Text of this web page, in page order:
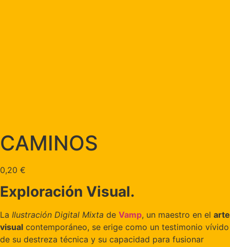
CAMINOS
0,20 €
Exploración Visual.
La Ilustración Digital Mixta de Vamp, un maestro en el arte
visual contemporáneo, se erige como un testimonio vívido
de su destreza técnica y su capacidad para fusionar